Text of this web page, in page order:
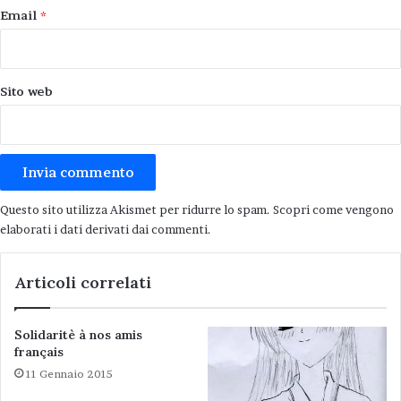
autorità,la scelta di estendere i tamponi sia
sondaggio su libertà e virus (nella colonna a
lato dellahome page
scorrendo fino in fondo gli articoli se avete uno
smartphone.
Email *
Sito web
Questo sito utilizza Akismet per ridurre lo spam. Scopri come vengono
elaborati i dati derivati dai commenti.
Articoli correlati
Solidaritè à nos amis
français
11 Gennaio 2015